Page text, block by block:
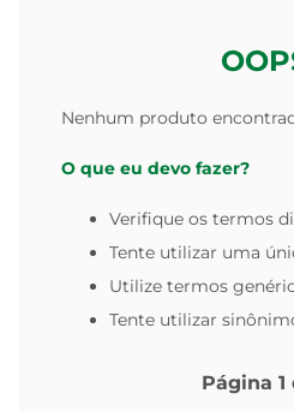
Nenhum produto
O que eu devo fazer?
Verifique os termos
Tente utilizar uma
Utilize termos
Tente utilizar
Página 1